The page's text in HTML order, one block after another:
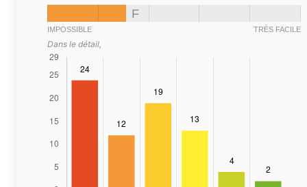
F
IMPOSSIBLE TRÈS FACILE
Dans le détail,